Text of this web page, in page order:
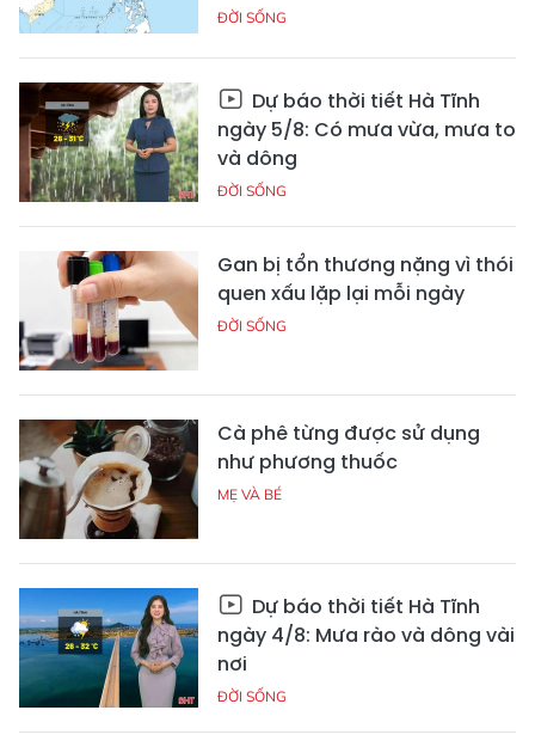
ĐỜI SỐNG
Dự báo thời tiết Hà Tĩnh
ngày 5/8: Có mưa vừa, mưa to
và dông
ĐỜI SỐNG
Gan bị tổn thương nặng vì thói
quen xấu lặp lại mỗi ngày
ĐỜI SỐNG
Cà phê từng được sử dụng
như phương thuốc
MẸ VÀ BÉ
Dự báo thời tiết Hà Tĩnh
ngày 4/8: Mưa rào và dông vài
nơi
ĐỜI SỐNG